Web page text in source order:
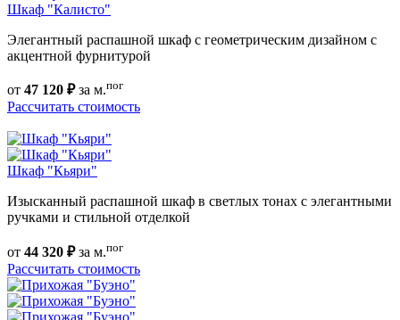
Шкаф "Калисто"
Элегантный распашной шкаф с геометрическим дизайном с
акцентной фурнитурой
от 47 120 ₽за м.пог
Рассчитать стоимость
Шкаф "Кьяри"
Изысканный распашной шкаф в светлых тонах с элегантными
ручками и стильной отделкой
от 44 320 ₽за м.пог
Рассчитать стоимость